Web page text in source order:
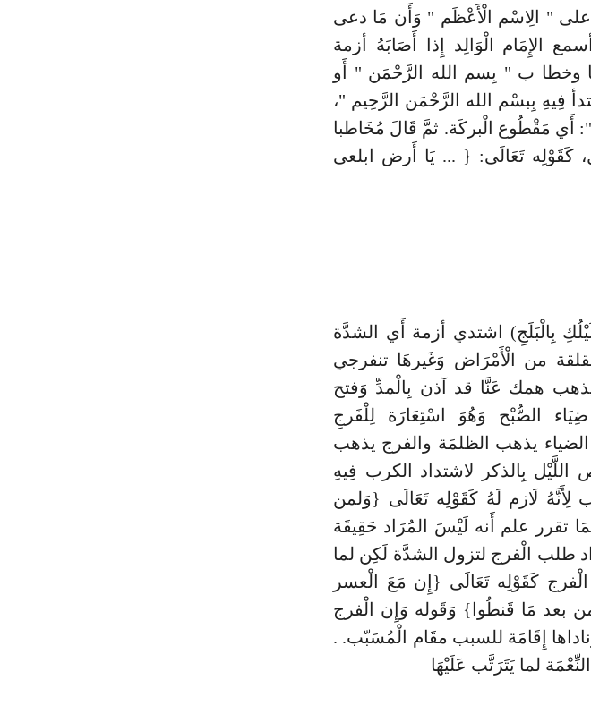
على " الِاسْم الْأَعْظَم " وَأَن مَا دعى
الإِمَام الْوَالِد إِذا أَصَابَهُ أزمة
وخطا ب " بِسم الله الرَّحْمَن " أَو
فِيهِ بِبسْم الله الرَّحْمَن الرَّحِيم "،
أَي مَقْطُوع الْبركَة. ثمَّ قَالَ مُخَاطبا
كَقَوْلِه تَعَالَى: { ... يَا أَرض ابلعى
بِالْبَلَجِ) اشتدي أزمة أَي الشدَّة
من الْأَمْرَاض وَغَيرهَا تنفرجي
همك عَنَّا قد آذن بِالْمدِّ وَفتح
الصُّبْح وَهُوَ اسْتِعَارَة لِلْفَرجِ
يذهب الظلمَة والفرج يذهب
بِالذكر لاشتداد الكرب فِيهِ
لِأَنَّهُ لَازم لَهُ كَقَوْلِه تَعَالَى {وَلمن
تقرر علم أَنه لَيْسَ المُرَاد حَقِيقَة
طلب الْفرج لتزول الشدَّة لَكِن لما
كَقَوْلِه تَعَالَى {إِن مَعَ الْعسر
بعد مَا قَنطُوا} وَقَوله وَإِن الْفرج
إِقَامَة للسبب مقَام الْمُسَبّب. .
لما يَتَرَتَّب عَلَيْهَا